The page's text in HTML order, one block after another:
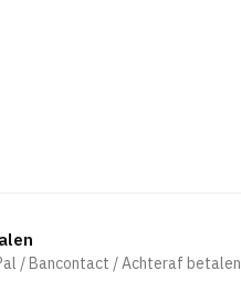
/ Bancontact / Achteraf betalen